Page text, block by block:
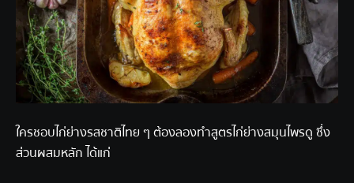
ใครชอบไก่ย่างรสชาติไทย ๆ ต้องลองทำสูตรไก่ย่างสมุนไพรดู ซึ่ง
ส่วนผสมหลัก ได้แก่